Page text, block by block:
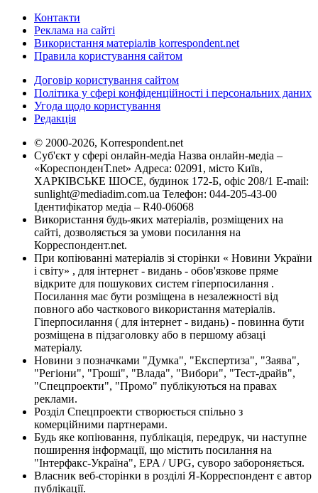
Контакти
Реклама на сайті
Використання матеріалів korrespondent.net
Правила користування сайтом
Договір користування сайтом
Політика у сфері конфіденційності і персональних даних
Угода щодо користування
Редакція
© 2000-2026, Korrespondent.net
Суб'єкт у сфері онлайн-медіа Назва онлайн-медіа –
«КореспонденТ.net» Адреса: 02091, місто Київ,
ХАРКІВСЬКЕ ШОСЕ, будинок 172-Б, офіс 208/1 E-mail:
sunlight@mediadim.com.ua Телефон: 044-205-43-00
Ідентифікатор медіа – R40-06068
Використання будь-яких матеріалів, розміщених на
сайті, дозволяється за умови посилання на
Корреспондент.net.
При копіюванні матеріалів зі сторінки « Новини України
і світу» , для інтернет - видань - обов'язкове пряме
відкрите для пошукових систем гіперпосилання .
Посилання має бути розміщена в незалежності від
повного або часткового використання матеріалів.
Гіперпосилання ( для інтернет - видань) - повинна бути
розміщена в підзаголовку або в першому абзаці
матеріалу.
Новини з позначками "Думка", "Експертиза", "Заява",
"Регіони", "Гроші", "Влада", "Вибори", "Тест-драйв",
"Спецпроекти", "Промо" публікуються на правах
реклами.
Розділ Спецпроекти створюється спільно з
комерційними партнерами.
Будь яке копіювання, публікація, передрук, чи наступне
поширення інформації, що містить посилання на
"Інтерфакс-Україна", EPA / UPG, суворо забороняється.
Власник веб-сторінки в розділі Я-Корреспондент є автор
публікації.